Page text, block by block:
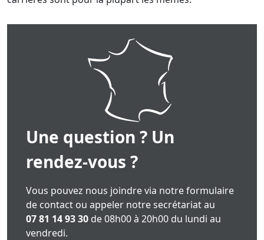
Une question ? Un
rendez-vous ?
Vous pouvez nous joindre via notre formulaire
de contact ou appeler notre secrétariat au
07 81 14 93 30 de 08h00 à 20h00 du lundi au
vendredi.